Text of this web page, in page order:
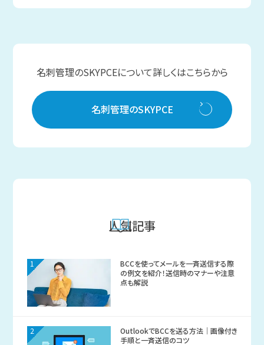
名刺管理のSKYPCEについて詳しくはこちらから
名刺管理のSKYPCE
人気記事
1
BCCを使ってメールを一斉送信する際
の例文を紹介！送信時のマナーや注意
点も解説
2
OutlookでBCCを送る方法｜画像付き
手順と一斉送信のコツ